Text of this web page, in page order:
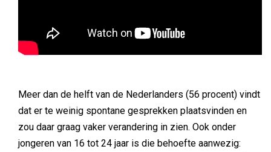
Meer dan de helft van de Nederlanders (56 procent) vindt
dat er te weinig spontane gesprekken plaatsvinden en
zou daar graag vaker verandering in zien. Ook onder
jongeren van 16 tot 24 jaar is die behoefte aanwezig: